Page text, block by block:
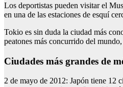
Los deportistas pueden visitar el
en una de las estaciones de esquí
Tokio es sin duda la ciudad más
peatones más concurrido del
Ciudades más grandes de
2 de mayo de 2012: Japón tiene 12